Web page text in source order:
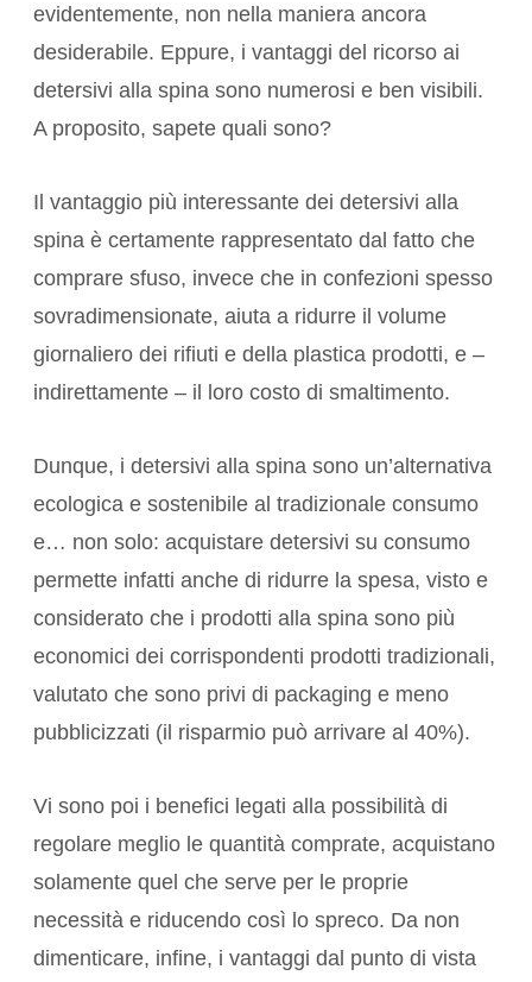
evidentemente, non nella maniera ancora
desiderabile. Eppure, i vantaggi del ricorso ai
detersivi alla spina sono numerosi e ben visibili.
A proposito, sapete quali sono?
Il vantaggio più interessante dei detersivi alla
spina è certamente rappresentato dal fatto che
comprare sfuso, invece che in confezioni spesso
sovradimensionate, aiuta a ridurre il volume
giornaliero dei rifiuti e della plastica prodotti, e –
indirettamente – il loro costo di smaltimento.
Dunque, i detersivi alla spina sono un’alternativa
ecologica e sostenibile al tradizionale consumo
e… non solo: acquistare detersivi su consumo
permette infatti anche di ridurre la spesa, visto e
considerato che i prodotti alla spina sono più
economici dei corrispondenti prodotti tradizionali,
valutato che sono privi di packaging e meno
pubblicizzati (il risparmio può arrivare al 40%).
Vi sono poi i benefici legati alla possibilità di
regolare meglio le quantità comprate, acquistano
solamente quel che serve per le proprie
necessità e riducendo così lo spreco. Da non
dimenticare, infine, i vantaggi dal punto di vista